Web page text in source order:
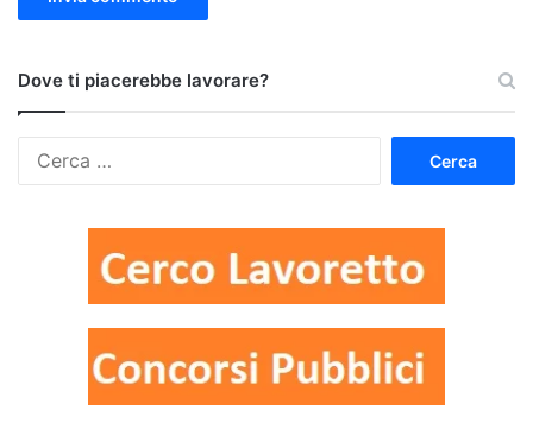
Dove ti piacerebbe lavorare?